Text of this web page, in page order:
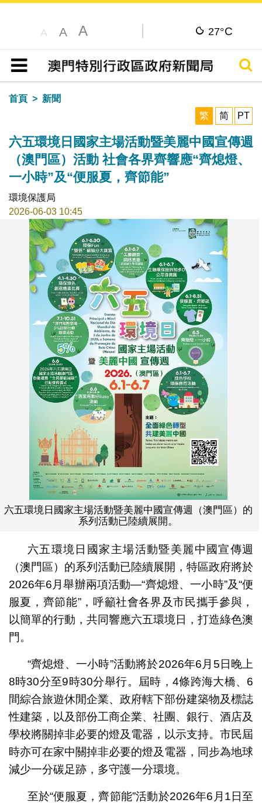
A A A 27°C
目錄
搜尋
首頁
新聞
繁
简 PT
六五環境日國家主場活動暨美麗中國宣傳週
（澳門區）活動 社會各界齊響應“齊熄燈、
一小時”及“便服夏，齊節能”
環境保護局
2026-06-03 10:45
六五環境日國家主場活動暨美麗中國宣傳週（澳門區）的
系列活動已陸續展開。
六五環境日國家主場活動暨美麗中國宣傳週
（澳門區）的系列活動已陸續展開，特區政府將於
2026年6月舉辦兩項活動—“齊熄燈、一小時”及“便
服夏，齊節能”，呼籲社會各界及市民攜手參與，
以簡單的行動，共同響應六五環境日，打造綠色澳
門。
“齊熄燈、一小時”活動將於2026年6月5日晚上
8時30分至9時30分舉行。屆時，4條跨海大橋、6
間綜合旅遊休閒企業、政府轄下部份建築物及標誌
性建築，以及部份工商企業、社團、銀行、酒店及
學校將關掉非必要的燈及電器，以示支持。市民屆
時亦可在家中關掉非必要的燈及電器，同步為地球
減少一分碳足跡，多守護一分環境。
至於“便服夏，齊節能”活動於2026年6月1日至